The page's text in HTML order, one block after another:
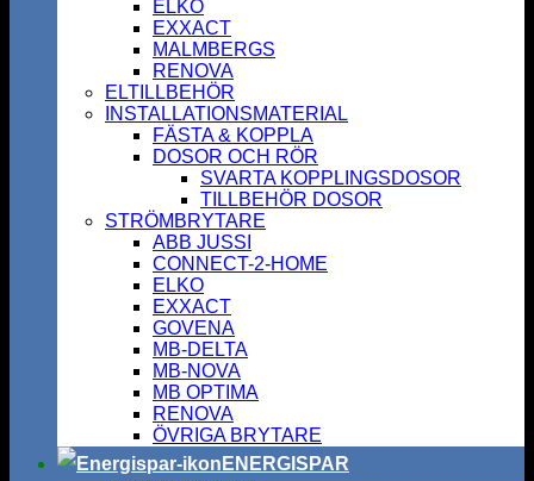
ELKO
EXXACT
MALMBERGS
RENOVA
ELTILLBEHÖR
INSTALLATIONSMATERIAL
FÄSTA & KOPPLA
DOSOR OCH RÖR
SVARTA KOPPLINGSDOSOR
TILLBEHÖR DOSOR
STRÖMBRYTARE
ABB JUSSI
CONNECT-2-HOME
ELKO
EXXACT
GOVENA
MB-DELTA
MB-NOVA
MB OPTIMA
RENOVA
ÖVRIGA BRYTARE
ENERGISPAR